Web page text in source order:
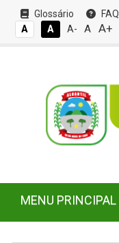
Glossário FAQ
A
A A- A A+
MENU PRINCIPAL